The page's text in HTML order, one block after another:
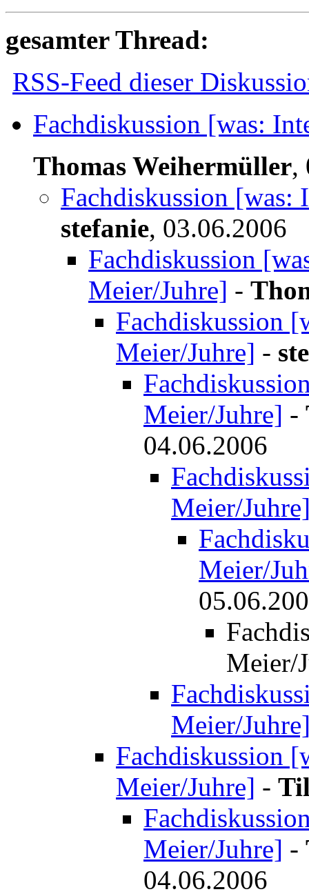
gesamter Thread:
RSS-Feed dieser
Fachdiskussion [was:
Thomas Weihermüller,
Fachdiskussion
stefanie, 03.06.2006
Fachdiskussion
Meier/Juhre] -
Fachdiskussion
Meier/Juhre] -
Meier/Juhre] -
04.06.2006
Meier/
Meier/
Meier/
Meier/
Fachdiskussion
Meier/Juhre] -
Meier/Juhre] -
04.06.2006